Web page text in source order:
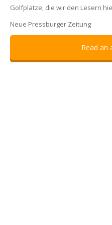
Golfplätze, die wir den Lesern
Neue Pressburger Zeitung
Read an